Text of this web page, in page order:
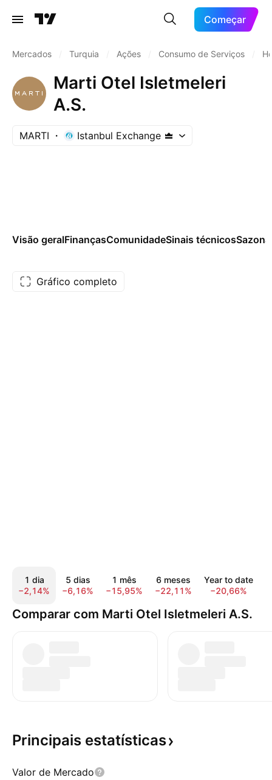
Começar
Mercados Turquia Ações Consumo de Serviços
Marti Otel Isletmeleri
A.S.
MARTI Istanbul Exchange
Visão geralFinançasComunidadeSinais técnicos
Gráfico completo
1 dia
−2,14%
5 dias
−6,16%
1 mês
−15,95%
6 meses
−22,11%
Year to date
−20,66%
Comparar com Marti Otel Isletmeleri A.S.
Principais estatísticas
Valor de Mercado